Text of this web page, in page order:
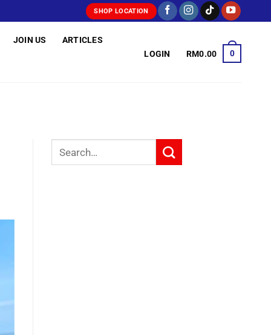
SHOP LOCATION
JOIN US
ARTICLES
LOGIN
RM0.00 0
Search